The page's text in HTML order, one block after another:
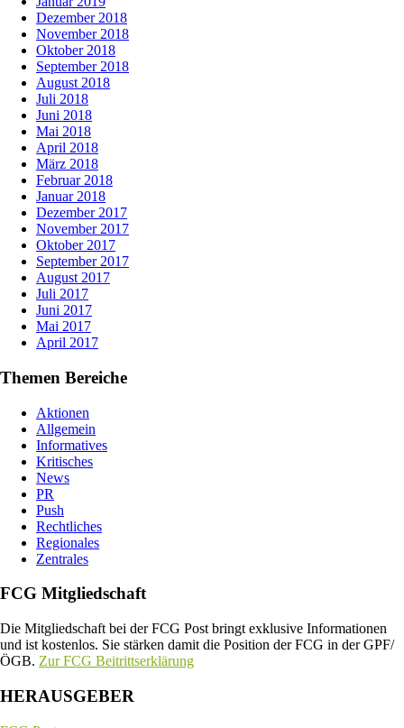
Dezember 2018
November 2018
Oktober 2018
September 2018
August 2018
Juli 2018
Juni 2018
Mai 2018
April 2018
März 2018
Februar 2018
Januar 2018
Dezember 2017
November 2017
Oktober 2017
September 2017
August 2017
Juli 2017
Juni 2017
Mai 2017
April 2017
Themen Bereiche
Aktionen
Allgemein
Informatives
Kritisches
News
PR
Push
Rechtliches
Regionales
Zentrales
FCG Mitgliedschaft
Die Mitgliedschaft bei der FCG Post bringt exklusive Informationen
und ist kostenlos. Sie stärken damit die Position der FCG in der GPF/
ÖGB. Zur FCG Beitrittserklärung
HERAUSGEBER